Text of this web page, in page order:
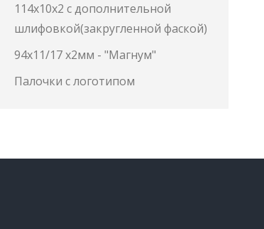
114х10х2 с дополнительной
шлифовкой(закругленной фаской)
94х11/17 х2мм - "Магнум"
Палочки с логотипом